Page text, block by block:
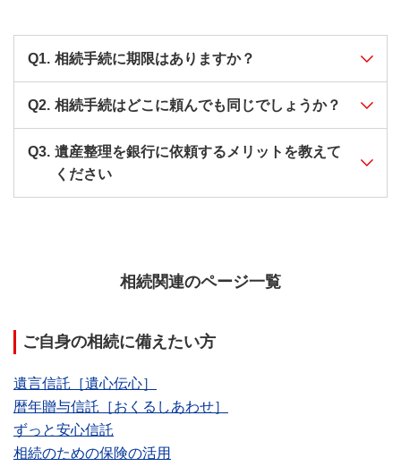
相続税申告および準確定申告等にかかる税理士報酬
不動産相続登記にかかる登録免許税および司法書士
預貯金等の残高証明書・取引推移表等発行手数料 等
Q1. 相続手続に期限はありますか？
A1. 相続手続には、期限が決まっているものが
多くあります。 相続手続が期限内に終わら
ない場合、税金の軽減制度などが利用でき
なくなったり、相続税の延滞税が課せられ
＞相続手続きの期限はいつまで？期限内に
Q2. 相続手続はどこに頼んでも同じでしょうか？
A2. 相続手続を依頼する先により、業務範囲が
違ったり、必要書類を自身で集める必要が
をご確認ください。
との違いを解説
Q3. 遺産整理を銀行に依頼するメリットを教えて
ください
かったりする場合は、特に負担が大きくな
して以下があります。
・すべての手続きの窓口を銀行に一本化で
きる
・遺産分割協議書の作成をサポートしても
らえる 等
相続関連のページ一覧
ご自身の相続に備えたい方
遺言信託［遺心伝心］
暦年贈与信託［おくるしあわせ］
ずっと安心信託
相続のための保険の活用